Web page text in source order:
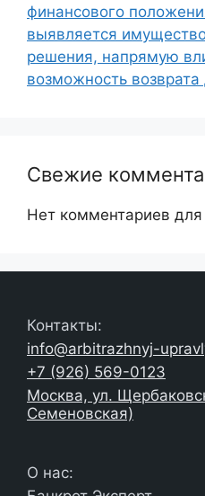
финансового
выявляется
решения, напрямую
возможность
Свежие
Нет комментариев
Контакты:
info@arbitrazhnyj-
+7 (926) 569-0123
Москва, ул.
Семеновская)
О нас: